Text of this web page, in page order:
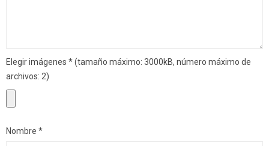
Elegir imágenes *(tamaño máximo: 3000kB, número máximo de
archivos: 2)
Nombre *